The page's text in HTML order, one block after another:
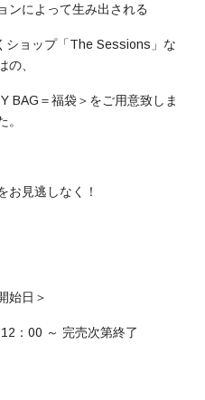
ンによって生み出される
ショップ「The Sessions」な
の、
BAG＝福袋＞をご用意致しま
。
お見逃しなく！
始日＞
：00 ～ 完売次第終了